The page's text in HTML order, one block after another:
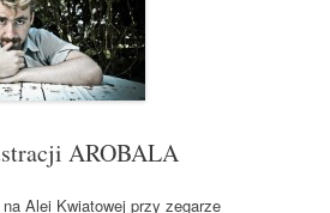
AROBALA
Alei Kwiatowej przy zegarze